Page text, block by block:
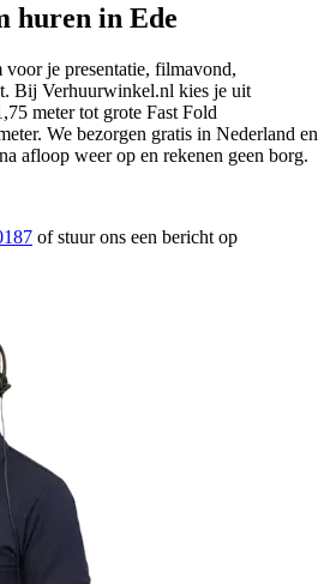
huren in Ede
je presentatie, filmavond,
Bij Verhuurwinkel.nl kies je uit
meter tot grote Fast Fold
We bezorgen gratis in Nederland en
afloop weer op en rekenen geen borg.
of stuur ons een bericht op